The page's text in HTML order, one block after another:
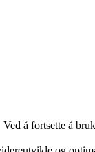
å fortsette å